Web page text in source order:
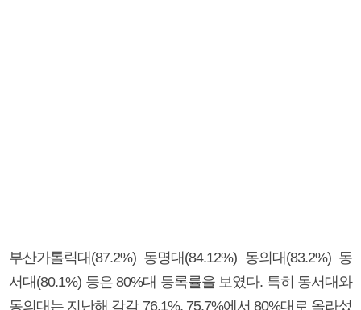
부산가톨릭대(87.2%) 동명대(84.12%) 동의대(83.2%) 동
서대(80.1%) 등은 80%대 등록률을 보였다. 특히 동서대와
동의대는 지난해 각각 76.1%, 75.7%에서 80%대로 올라섰